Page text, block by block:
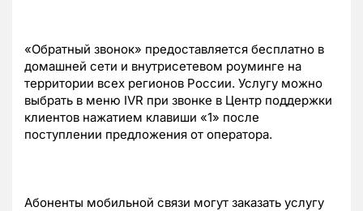
«Обратный звонок» предоставляется бесплатно в
домашней сети и внутрисетевом роуминге на
территории всех регионов России. Услугу можно
выбрать в меню IVR при звонке в Центр поддержки
клиентов нажатием клавиши «1» после
поступлении предложения от оператора.
Абоненты мобильной связи могут заказать услугу